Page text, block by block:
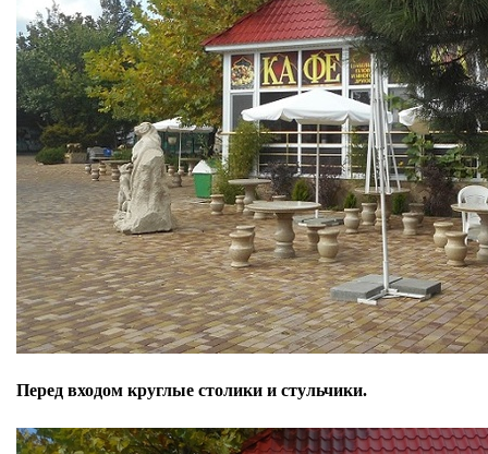
Перед входом круглые столики и стульчики.